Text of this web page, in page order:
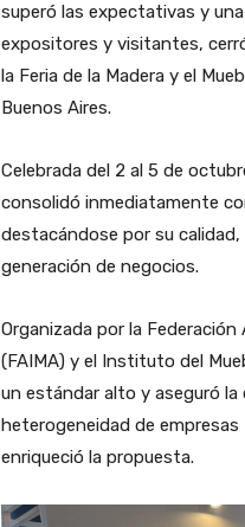
superó las expectativas y
expositores y visitantes,
la Feria de la Madera y el
Buenos Aires.
Celebrada del 2 al 5 de
consolidó inmediatamente
destacándose por su
generación de negocios.
Organizada por la
(FAIMA) y el Instituto del
un estándar alto y aseguró
heterogeneidad de
enriqueció la propuesta.